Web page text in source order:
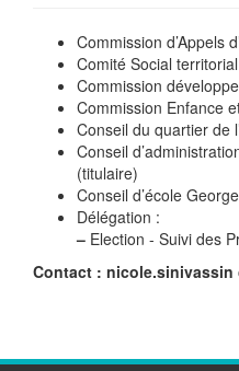
Commission d’Appels
Comité Social
Commission
Commission Enfance
Conseil du quartier de
Conseil
(titulaire)
Conseil d’école
Délégation :
– Election - Suivi des
Contact : nicole.sinivassin